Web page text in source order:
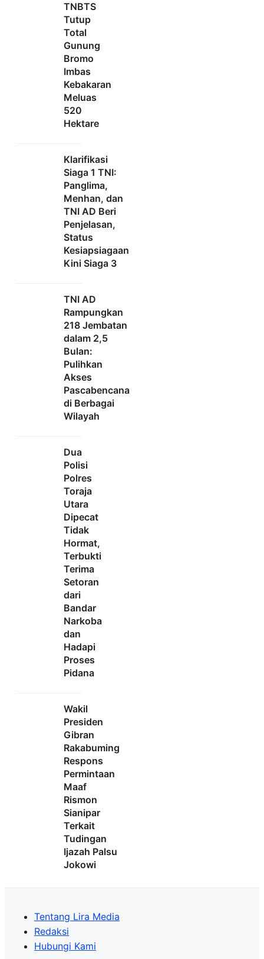
TNBTS
Tutup
Total
Gunung
Bromo
Imbas
Kebakaran
Meluas
520
Hektare
Klarifikasi
Siaga 1 TNI:
Panglima,
Menhan, dan
TNI AD Beri
Penjelasan,
Status
Kesiapsiagaan
Kini Siaga 3
TNI AD
Rampungkan
218 Jembatan
dalam 2,5
Bulan:
Pulihkan
Akses
Pascabencana
di Berbagai
Wilayah
Dua
Polisi
Polres
Toraja
Utara
Dipecat
Tidak
Hormat,
Terbukti
Terima
Setoran
dari
Bandar
Narkoba
dan
Hadapi
Proses
Pidana
Wakil
Presiden
Gibran
Rakabuming
Respons
Permintaan
Maaf
Rismon
Sianipar
Terkait
Tudingan
Ijazah Palsu
Jokowi
Tentang Lira Media
Redaksi
Hubungi Kami